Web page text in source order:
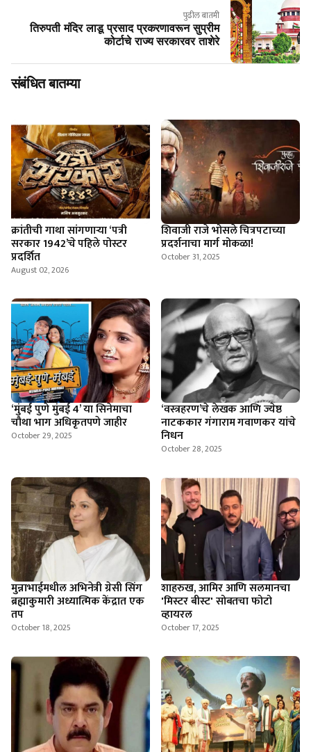
पुढील बातमी
तिरुपती मंदिर लाडू प्रसाद प्रकरणावरून सुप्रीम
कोर्टाचे राज्य सरकारवर ताशेरे
संबंधित बातम्या
क्रांतीची गाथा सांगणार्‍या ‘पत्री
सरकार 1942’चे पहिले पोस्टर
प्रदर्शित
August 02, 2026
शिवाजी राजे भोसले चित्रपटाच्या
प्रदर्शनाचा मार्ग मोकळा!
October 31, 2025
‘मुंबई पुणे मुंबई 4’ या सिनेमाचा
चौथा भाग अधिकृतपणे जाहीर
October 29, 2025
‘वस्त्रहरण’चे लेखक आणि ज्येष्ठ
नाटककार गंगाराम गवाणकर यांचे
निधन
October 28, 2025
मुन्नाभाईमधील अभिनेत्री ग्रेसी सिंग
ब्रह्माकुमारी अध्यात्मिक केंद्रात एक
तप
October 18, 2025
शाहरुख, आमिर आणि सलमानचा
'मिस्टर बीस्ट' सोबतचा फोटो
व्हायरल
October 17, 2025